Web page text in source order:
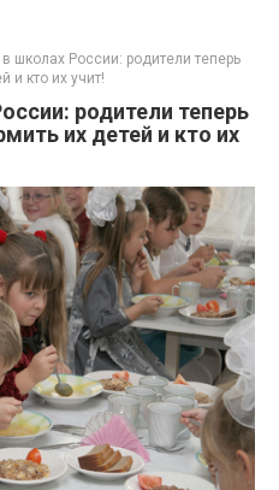
школах России: родители теперь
и кто их учит!
родители теперь
их детей и кто их